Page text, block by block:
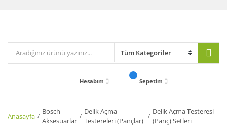
Hesabım Sepetim
Anasayfa
Bosch
Aksesuarlar
Delik Açma
Testereleri (Pançlar)
Delik Açma Testeresi
(Panç) Setleri